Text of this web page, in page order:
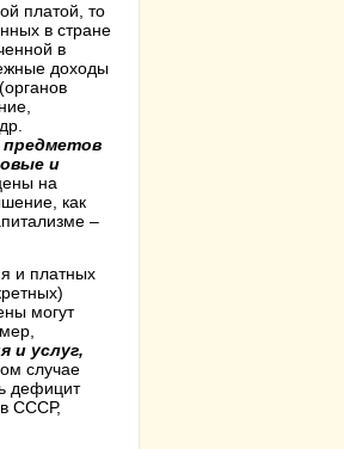
платой, то
в стране
в
доходы
предметов
и
на
как
–
и платных
могут
и услуг,
случае
дефицит
в СССР,